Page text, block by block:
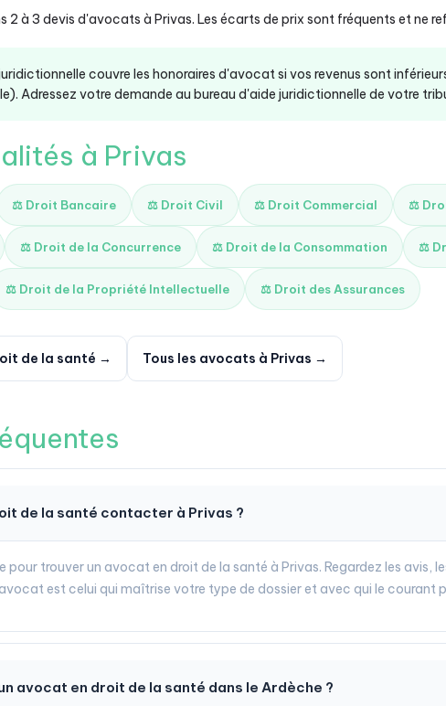
2 à 3 devis d'avocats à Privas. Les écarts de prix sont fréquents et ne
couvre les honoraires d'avocat si vos revenus sont
Adressez votre demande au bureau d'aide juridictionnelle de votre
à Privas
⚖️ Droit Bancaire ⚖️ Droit Civil ⚖️ Droit Commercial ⚖️
⚖️ Droit de la Concurrence ⚖️ Droit de la Consommation ⚖️
⚖️ Droit de la Propriété Intellectuelle ⚖️ Droit des Assurances
de la santé → Tous les avocats à Privas →
de la santé contacter à Privas ?
pour trouver un avocat en droit de la santé à Privas. Regardez les avis,
est celui qui maîtrise votre type de dossier et avec qui le courant
avocat en droit de la santé dans le Ardèche ?